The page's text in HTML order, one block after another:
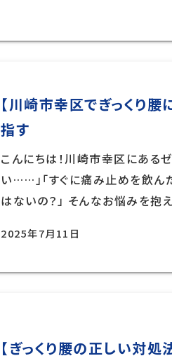
【川崎市幸区でぎっくり
指す
こんにちは！川崎市幸区にある
い……」「すぐに痛み止めを飲ん
はないの？」 そんなお悩みを
2025年7月11日
【ぎっくり腰の正しい対